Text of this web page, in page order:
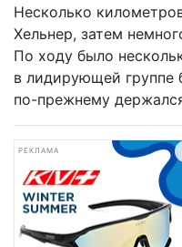
Несколько
Хельнер, затем
По ходу было
в лидирующей группе
по-прежнему
РЕКЛАМА